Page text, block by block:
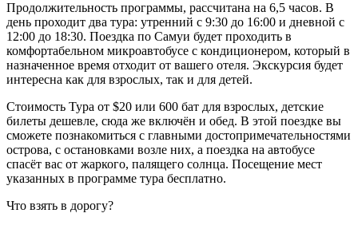
Продолжительность программы, рассчитана на 6,5 часов. В
день проходит два тура: утренний с 9:30 до 16:00 и дневной с
12:00 до 18:30. Поездка по Самуи будет проходить в
комфортабельном микроавтобусе с кондиционером, который в
назначенное время отходит от вашего отеля. Экскурсия будет
интересна как для взрослых, так и для детей.
Стоимость Тура от $20 или 600 бат для взрослых, детские
билеты дешевле, сюда же включён и обед. В этой поездке вы
сможете познакомиться с главными достопримечательностями
острова, с остановками возле них, а поездка на автобусе
спасёт вас от жаркого, палящего солнца. Посещение мест
указанных в программе тура бесплатно.
Что взять в дорогу?